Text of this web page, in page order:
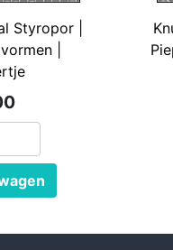
Geglazuurde
Binnen wandtegels
Buiten tegels Cesi
Styropor |
|